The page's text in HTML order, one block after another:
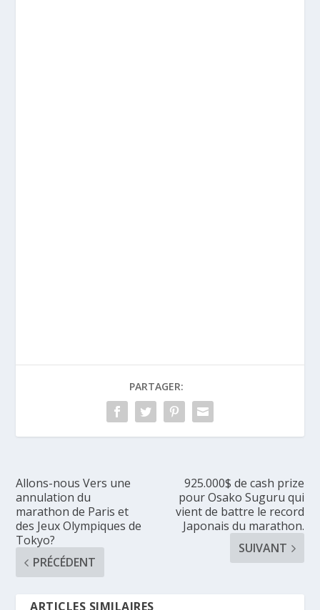
PARTAGER:
Allons-nous Vers une
annulation du
marathon de Paris et
des Jeux Olympiques de
Tokyo?
PRÉCÉDENT
925.000$ de cash prize
pour Osako Suguru qui
vient de battre le record
Japonais du marathon.
SUIVANT
ARTICLES SIMILAIRES